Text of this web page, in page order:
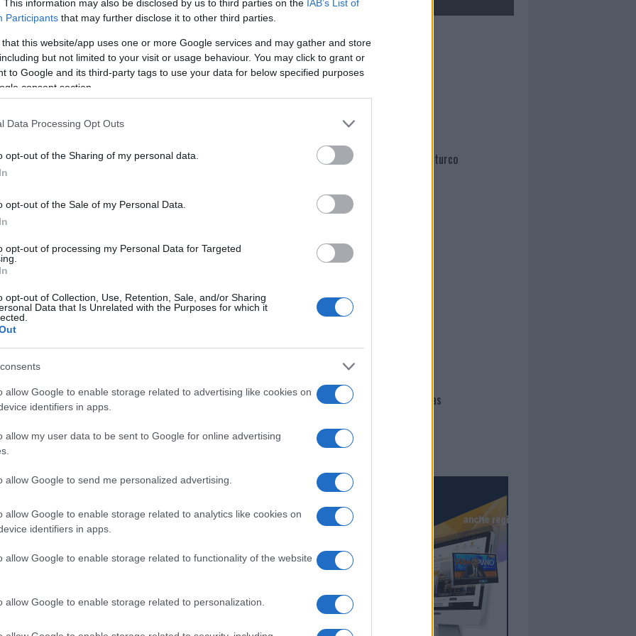
This information may also be disclosed by us to third parties on the IAB’s List of
Participants that may further disclose it to other third parties.
that this website/app uses one or more Google services and may gather and store
but not limited to your visit or usage behaviour. You may click to grant or
to Google and its third-party tags to use your data for below specified purposes
consent section.
Data Processing Opt Outs
opt-out of the Sharing of my personal data.
opt-out of the Sale of my Personal Data.
opt-out of processing my Personal Data for Targeted
opt-out of Collection, Use, Retention, Sale, and/or Sharing
Data that Is Unrelated with the Purposes for which it
allow Google to enable storage related to advertising like cookies on
identifiers in apps.
allow my user data to be sent to Google for online advertising
allow Google to send me personalized advertising.
allow Google to enable storage related to analytics like cookies on
identifiers in apps.
allow Google to enable storage related to functionality of the website
allow Google to enable storage related to personalization.
Quando si fa un investimento, di qualunque natura
e far fruttare i propri risparmi. Bisogna però fare
due osservazioni: per prima cosa…
»
da una combinazione unica di risorse
ha una lunga storia di commercio e attività
la sua bellezza naturale, che include paesaggi
ricca tradizione agricola.
nell’economia della Gallura. L’agricoltura
della regione, con la produzione di
Mario Malu
Paolo Pinna
Martina Agostina Diturco
Giovannimaria Cabras